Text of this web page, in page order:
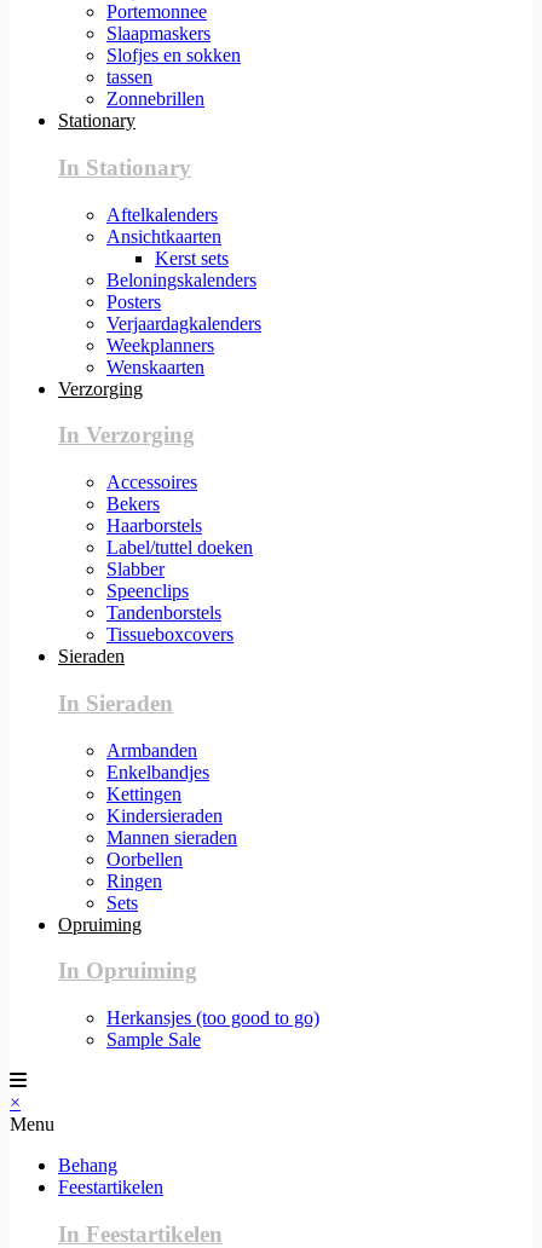
Portemonnee
Slaapmaskers
Slofjes en sokken
tassen
Zonnebrillen
Stationary
In Stationary
Aftelkalenders
Ansichtkaarten
Kerst sets
Beloningskalenders
Posters
Verjaardagkalenders
Weekplanners
Wenskaarten
Verzorging
In Verzorging
Accessoires
Bekers
Haarborstels
Label/tuttel doeken
Slabber
Speenclips
Tandenborstels
Tissueboxcovers
Sieraden
In Sieraden
Armbanden
Enkelbandjes
Kettingen
Kindersieraden
Mannen sieraden
Oorbellen
Ringen
Sets
Opruiming
In Opruiming
Herkansjes (too good to go)
Sample Sale
×
Menu
Behang
Feestartikelen
In Feestartikelen